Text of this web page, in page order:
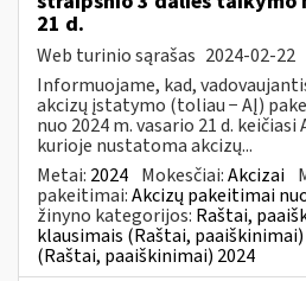
21 d.
Web turinio sąrašas 2024-02-22
Informuojame, kad,
akcizų įstatymo (toliau − AĮ)
nuo 2024 m. vasario 21 d.
kurioje nustatoma akcizų...
Metai: 2024 Mokesčiai:Akcizai
pakeitimai:Akcizų pakeitimai
žinyno kategorijos: Raštai,
klausimais (Raštai,
(Raštai, paaiškinimai) 2024